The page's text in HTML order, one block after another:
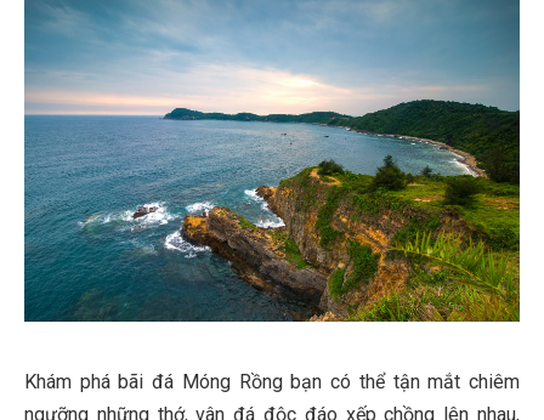
Khám phá bãi đá Móng Rồng bạn có thể tận mắt chiêm
ngưỡng những thớ, vân đá độc đáo xếp chồng lên nhau,